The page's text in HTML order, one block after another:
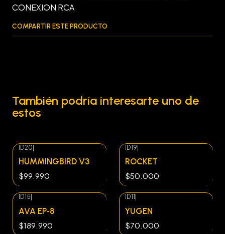
CONEXION RCA
COMPARTIR ESTE PRODUCTO
También podría interesarte uno de
estos
ID20
HUMMINGBIRD V3
$99.990
ID19
ROCKET
$50.000
ID15
AVA EP-8
$189.990
ID11
YUGEN
$70.000